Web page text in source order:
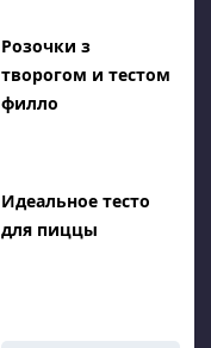
Розочки з
творогом и тестом
филло
Идеальное тесто
для пиццы